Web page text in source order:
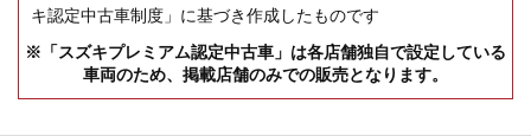
キ認定中古車制度」に基づき作成したものです
※「スズキプレミアム認定中古車」は各店舗独自で設定している
車両のため、掲載店舗のみでの販売となります。